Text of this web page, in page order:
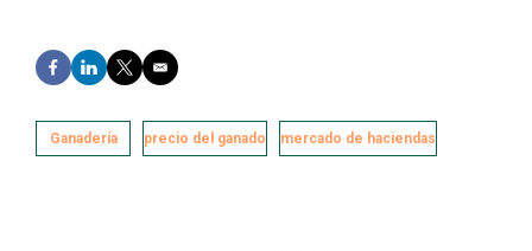
F
a
e
b
L
i
k
e
T
w
t
E
m
i
l
Ganadería precio del ganado mercado de haciendas